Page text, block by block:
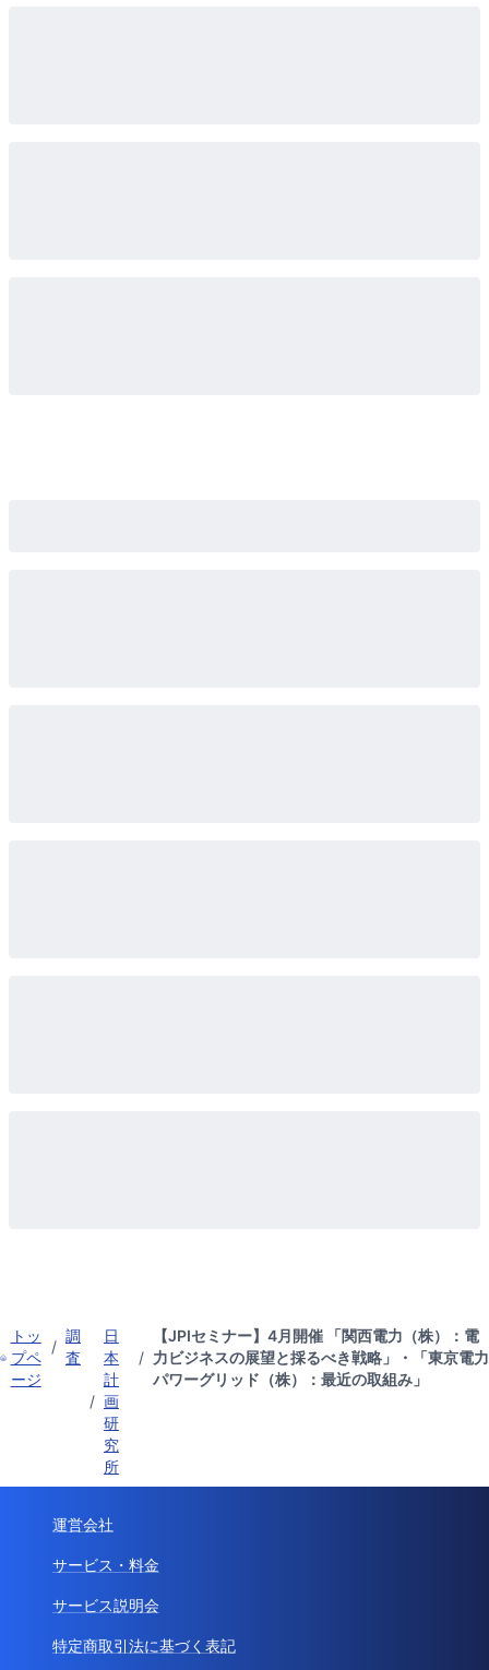
トッ
プペ
ージ
/
調
査
/
日
本
計
画
研
究
所
/
【JPIセミナー】4月開催 「関西電力（株）：電
力ビジネスの展望と採るべき戦略」・「東京電力
パワーグリッド（株）：最近の取組み」
運営会社
サービス・料金
サービス説明会
特定商取引法に基づく表記